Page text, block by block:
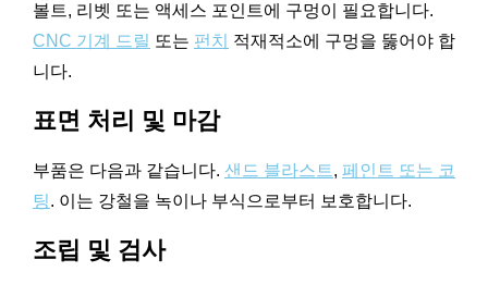
볼트, 리벳 또는 액세스 포인트에 구멍이 필요합니다.
CNC 기계 드릴 또는 펀치
적재적소에 구멍을 뚫어야 합
니다.
표면 처리 및 마감
부품은 다음과 같습니다. 샌드 블라스트 , 페인트 또는 코
팅. 이는 강철을 녹이나 부식으로부터 보호합니다.
조립 및 검사